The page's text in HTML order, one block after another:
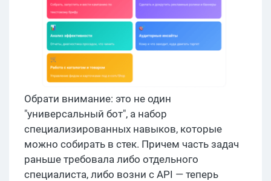
Обрати внимание: это не один
"универсальный бот", а набор
специализированных навыков, которые
можно собирать в стек. Причем часть задач
раньше требовала либо отдельного
специалиста, либо возни с API — теперь